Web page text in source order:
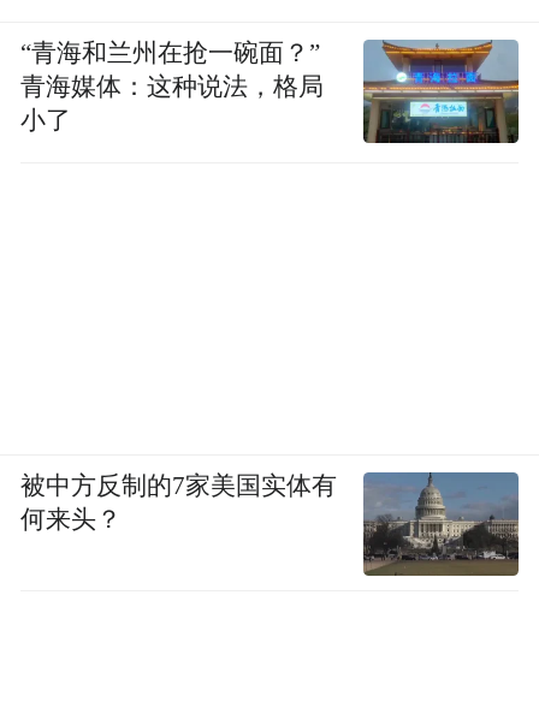
“青海和兰州在抢一碗面？”
青海媒体：这种说法，格局
小了
被中方反制的7家美国实体有
何来头？